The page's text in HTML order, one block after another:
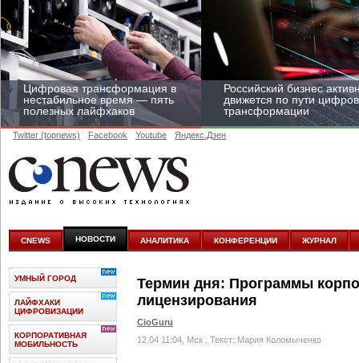
Цифровая трансформация в
нестабильное время — пять
полезных лайфхаков
Российский бизнес
движется по пути
трансформации
цифровизироваться со
скоростью крупных
корпораций
Twitter (topnews) Facebook Youtube Яндекс.Дзен
CNEWS НОВОСТИ АНАЛИТИКА КОНФЕРЕНЦИИ ЖУРНАЛ
Термин дня: Программы
лицензирования
CioGuru
12.04 11:04, Мск , Текст: Мария Коломыченко
УМНЫЙ ГОРОД
ЛАЙФХАКИ
ЦИФРОВИЗАЦИИ
КОРПОРАТИВНАЯ
МОБИЛЬНОСТЬ